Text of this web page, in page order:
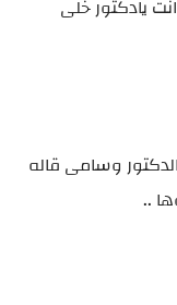
يادكتور خلى
وسامى قاله
..